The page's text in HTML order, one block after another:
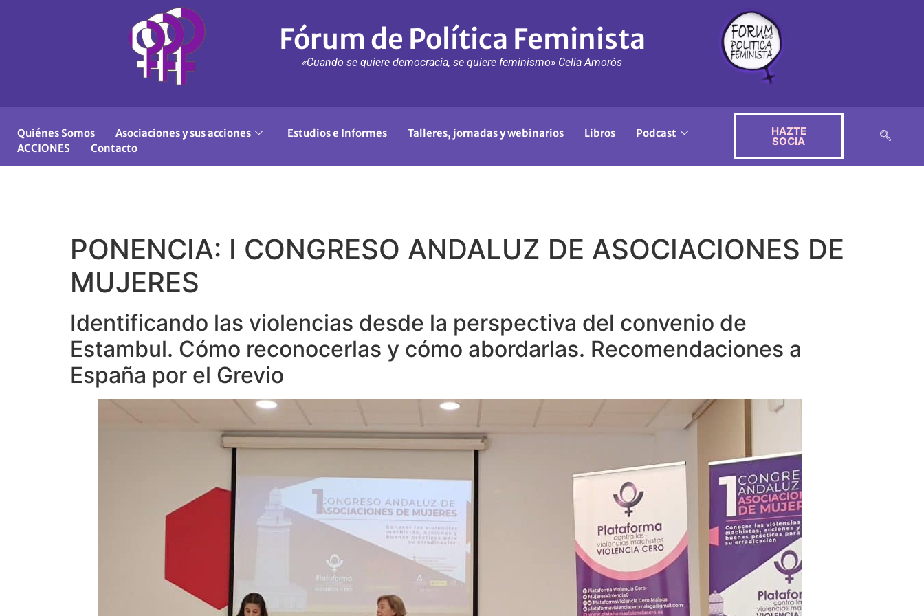
Fórum de Política Feminista
«Cuando se quiere democracia, se quiere feminismo» Celia Amorós
Quiénes Somos Asociaciones y sus acciones Estudios e Informes Talleres, jornadas y webinarios Libros
Podcast
ACCIONES
Contacto
HAZTE
SOCIA
PONENCIA: I CONGRESO ANDALUZ DE ASOCIACIONES DE
MUJERES
Identificando las violencias desde la perspectiva del convenio de
Estambul. Cómo reconocerlas y cómo abordarlas. Recomendaciones a
España por el Grevio